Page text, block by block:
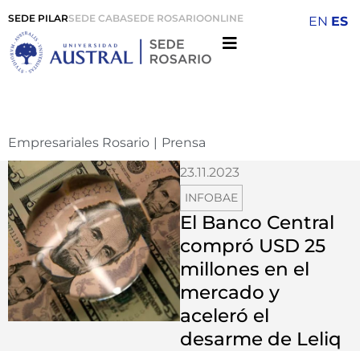
SEDE PILARSEDE CABASEDE ROSARIOONLINE
Empresariales Rosario | Prensa
23.11.2023
INFOBAE
El Banco Central
compró USD 25
millones en el
mercado y
aceleró el
desarme de Leliq
EN ES